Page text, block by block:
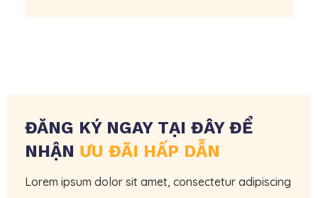
ĐĂNG KÝ NGAY TẠI ĐÂY ĐỂ
NHẬN ƯU ĐÃI HẤP DẪN
Lorem ipsum dolor sit amet, consectetur adipiscing